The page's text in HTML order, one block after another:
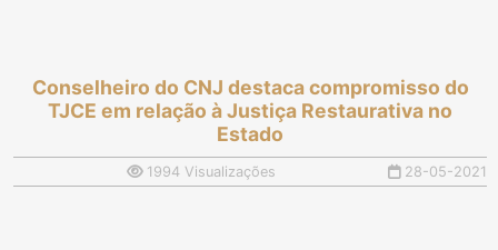
Conselheiro do CNJ destaca compromisso do
TJCE em relação à Justiça Restaurativa no
Estado
1994 Visualizações 28-05-2021